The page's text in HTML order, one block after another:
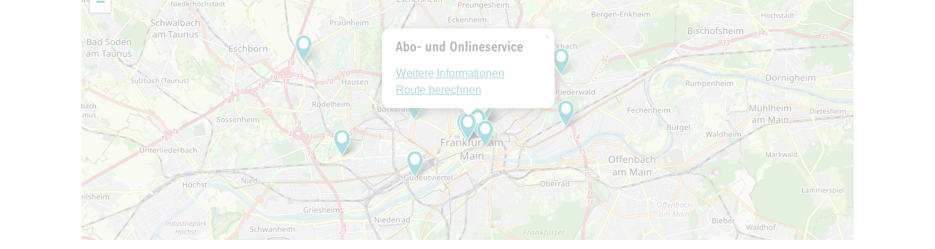
×
Abo- und Onlineservice
Weitere Informationen
Route berechnen